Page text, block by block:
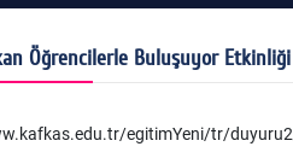
Öğrencilerle Buluşuyor
egitimYeni/tr/